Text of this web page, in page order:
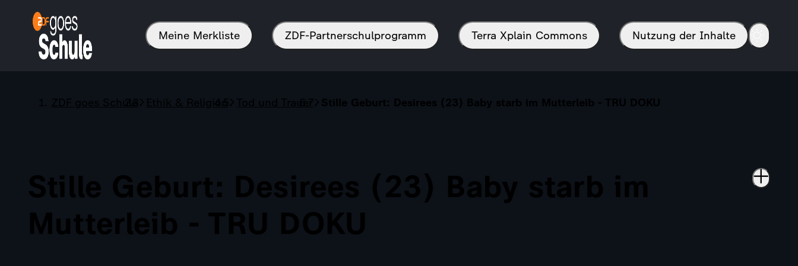
Meine Merkliste ZDF-Partnerschulprogramm Terra Xplain Commons Nutzung der Inhalte
ZDF goes Schule Ethik & Religion Tod und Trauer Stille Geburt: Desirees (23) Baby starb im Mutterleib - TRU DOKU
Stille Geburt: Desirees (23) Baby starb im
Mutterleib - TRU DOKU